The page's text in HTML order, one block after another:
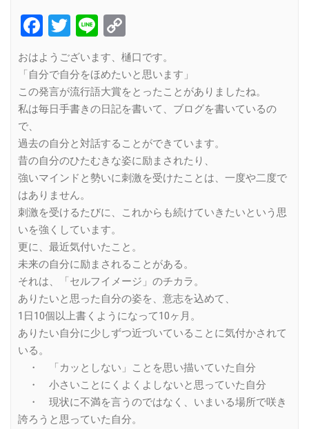
Facebook
Twitter
Line
Link
おはようございます、樋口です。
「自分で自分をほめたいと思います」
この発言が流行語大賞をとったことがありましたね。
私は毎日手書きの日記を書いて、ブログを書いているの
で、
過去の自分と対話することができています。
昔の自分のひたむきな姿に励まされたり、
強いマインドと勢いに刺激を受けたことは、一度や二度で
はありません。
刺激を受けるたびに、これからも続けていきたいという思
いを強くしています。
更に、最近気付いたこと。
未来の自分に励まされることがある。
それは、「セルフイメージ」のチカラ。
ありたいと思った自分の姿を、意志を込めて、
1日10個以上書くようになって10ヶ月。
ありたい自分に少しずつ近づいていることに気付かされて
いる。
・ 「カッとしない」ことを思い描いていた自分
・ 小さいことにくよくよしないと思っていた自分
・ 現状に不満を言うのではなく、いまいる場所で咲き
誇ろうと思っていた自分。